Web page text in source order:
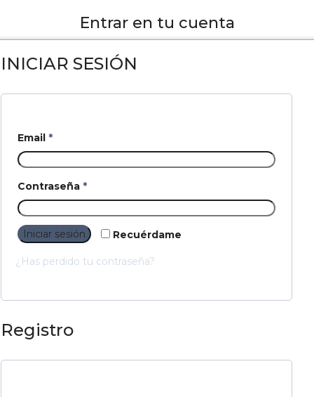
Entrar en tu cuenta
INICIAR SESIÓN
Email *
Contraseña *
Recuérdame
Iniciar sesión
¿Has perdido tu contraseña?
Registro